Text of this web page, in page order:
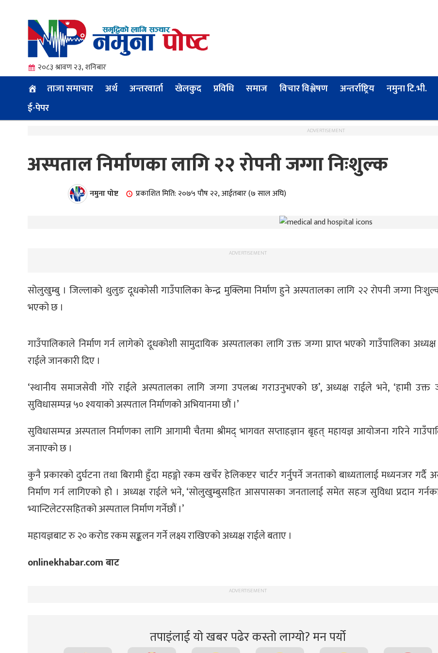
२०८३ श्रावण २३, शनिबार
ताजा समाचार अर्थ अन्तरवार्ता खेलकुद प्रविधि समाज विचार विश्लेषण अन्तर्राष्ट्रिय
नमुना टि.भी.
ई-पेपर
ADVERTISEMENT
अस्पताल निर्माणका लागि २२ रोपनी जग्गा निःशुल्क
नमुना पोष्ट प्रकाशित मिति: २०७५ पौष २२, आईतबार (७ साल अघि)
ADVERTISEMENT
सोलुखुम्बु । जिल्लाको थुलुङ दूधकोसी गाउँपालिका केन्द्र मुक्लिमा निर्माण हुने अस्पतालका लागि २२ रोपनी जग्गा
भएको छ ।
गाउँपालिकाले निर्माण गर्न लागेको दूधकोशी सामुदायिक अस्पतालका लागि उक्त जग्गा प्राप्त भएको गाउँपालिका
राईले जानकारी दिए ।
‘स्थानीय समाजसेवी गोरे राईले अस्पतालका लागि जग्गा उपलब्ध गराउनुभएको छ’, अध्यक्ष राईले भने, ‘हामी उक्त
सुविधासम्पन्न ५० श्ययाको अस्पताल निर्माणको अभियानमा छौं ।’
सुविधासम्पन्न अस्पताल निर्माणका लागि आगामी चैतमा श्रीमद् भागवत सप्ताहज्ञान बृहत् महायज्ञ आयोजना गरिने
जनाएको छ ।
कुनै प्रकारको दुर्घटना तथा बिरामी हुँदा महङ्गो रकम खर्चेर हेलिकप्टर चार्टर गर्नुपर्ने जनताको बाध्यतालाई मध्यनजर गर्दै
निर्माण गर्न लागिएको होे । अध्यक्ष राईले भने, ‘सोलुखुम्बुसहित आसपासका जनतालाई समेत सहज सुविधा प्रदान
भ्यान्टिलेटरसहितको अस्पताल निर्माण गर्नेछौं ।’
महायज्ञबाट रु २० करोड रकम सङ्कलन गर्ने लक्ष्य राखिएको अध्यक्ष राईले बताए ।
onlinekhabar.com बाट
ADVERTISEMENT
तपाइंलाई यो खबर पढेर कस्तो लाग्यो? मन पर्यो